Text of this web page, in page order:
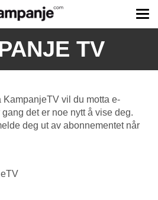
TV
KampanjeTV vil du motta e-
det er noe nytt å vise deg.
deg ut av abonnementet når